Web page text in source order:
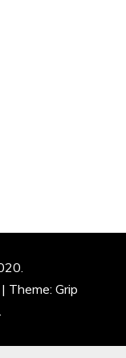
| Theme: Grip
.